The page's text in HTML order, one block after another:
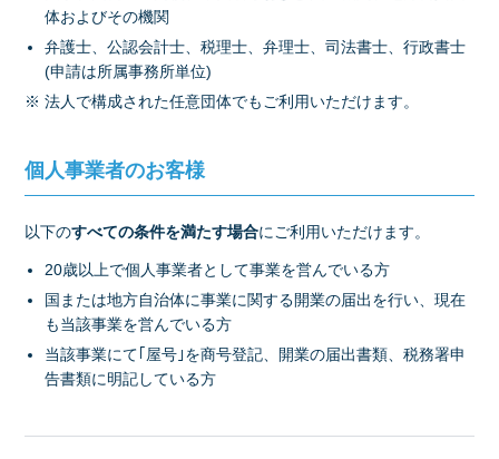
体およびその機関
弁護士、公認会計士、税理士、弁理士、司法書士、行政書士
(申請は所属事務所単位)
※ 法人で構成された任意団体でもご利用いただけます。
個人事業者のお客様
以下のすべての条件を満たす場合にご利用いただけます。
20歳以上で個人事業者として事業を営んでいる方
国または地方自治体に事業に関する開業の届出を行い、現在
も当該事業を営んでいる方
当該事業にて｢屋号｣を商号登記、開業の届出書類、税務署申
告書類に明記している方